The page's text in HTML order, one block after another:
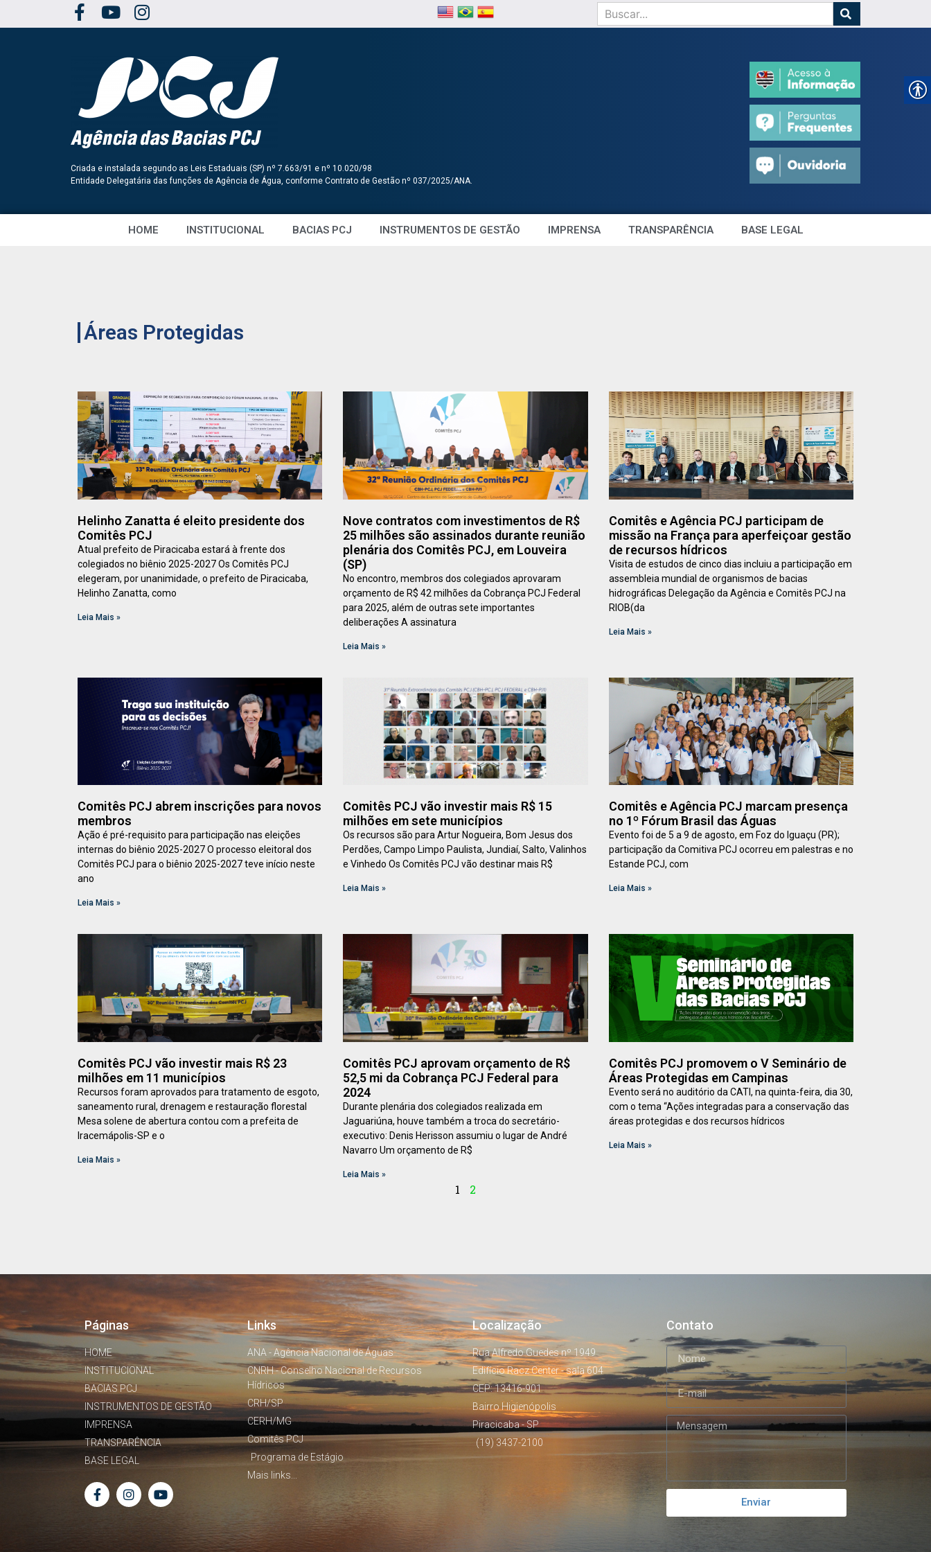
Criada e instalada segundo as Leis Estaduais (SP) nº 7.663/91 e nº 10.020/98
Entidade Delegatária das funções de Agência de Água, conforme Contrato de Gestão nº 037/2025/ANA.
HOME INSTITUCIONAL BACIAS PCJ INSTRUMENTOS DE GESTÃO IMPRENSA TRANSPARÊNCIA BASE LEGAL
Áreas Protegidas
Helinho Zanatta é eleito presidente dos
Comitês PCJ
Atual prefeito de Piracicaba estará à frente dos
colegiados no biênio 2025-2027 Os Comitês PCJ
elegeram, por unanimidade, o prefeito de Piracicaba,
Helinho Zanatta, como
Leia Mais »
Nove contratos com investimentos de R$
25 milhões são assinados durante reunião
plenária dos Comitês PCJ, em Louveira
(SP)
No encontro, membros dos colegiados aprovaram
orçamento de R$ 42 milhões da Cobrança PCJ Federal
para 2025, além de outras sete importantes
deliberações A assinatura
Leia Mais »
Comitês e Agência PCJ participam de
missão na França para aperfeiçoar gestão
de recursos hídricos
Visita de estudos de cinco dias incluiu a participação em
assembleia mundial de organismos de bacias
hidrográficas Delegação da Agência e Comitês PCJ na
RIOB(da
Leia Mais »
Comitês PCJ abrem inscrições para novos
membros
Ação é pré-requisito para participação nas eleições
internas do biênio 2025-2027 O processo eleitoral dos
Comitês PCJ para o biênio 2025-2027 teve início neste
ano
Leia Mais »
Comitês PCJ vão investir mais R$ 15
milhões em sete municípios
Os recursos são para Artur Nogueira, Bom Jesus dos
Perdões, Campo Limpo Paulista, Jundiaí, Salto, Valinhos
e Vinhedo Os Comitês PCJ vão destinar mais R$
Leia Mais »
Comitês e Agência PCJ marcam presença
no 1º Fórum Brasil das Águas
Evento foi de 5 a 9 de agosto, em Foz do Iguaçu (PR);
participação da Comitiva PCJ ocorreu em palestras e no
Estande PCJ, com
Leia Mais »
Comitês PCJ vão investir mais R$ 23
milhões em 11 municípios
Recursos foram aprovados para tratamento de esgoto,
saneamento rural, drenagem e restauração florestal
Mesa solene de abertura contou com a prefeita de
Iracemápolis-SP e o
Leia Mais »
Comitês PCJ aprovam orçamento de R$
52,5 mi da Cobrança PCJ Federal para
2024
Durante plenária dos colegiados realizada em
Jaguariúna, houve também a troca do secretário-
executivo: Denis Herisson assumiu o lugar de André
Navarro Um orçamento de R$
Leia Mais »
Comitês PCJ promovem o V Seminário de
Áreas Protegidas em Campinas
Evento será no auditório da CATI, na quinta-feira, dia 30,
com o tema “Ações integradas para a conservação das
áreas protegidas e dos recursos hídricos
Leia Mais »
1 2
Páginas
HOME
INSTITUCIONAL
BACIAS PCJ
INSTRUMENTOS DE GESTÃO
IMPRENSA
TRANSPARÊNCIA
BASE LEGAL
Links
ANA - Agência Nacional de Águas
CNRH - Conselho Nacional de Recursos
Hídricos
CRH/SP
CERH/MG
Comitês PCJ
Programa de Estágio
Mais links...
Localização
Rua Alfredo Guedes nº 1949
Edifício Racz Center - sala 604
CEP: 13416-901
Bairro Higienópolis
Piracicaba - SP
(19) 3437-2100
Contato
Enviar